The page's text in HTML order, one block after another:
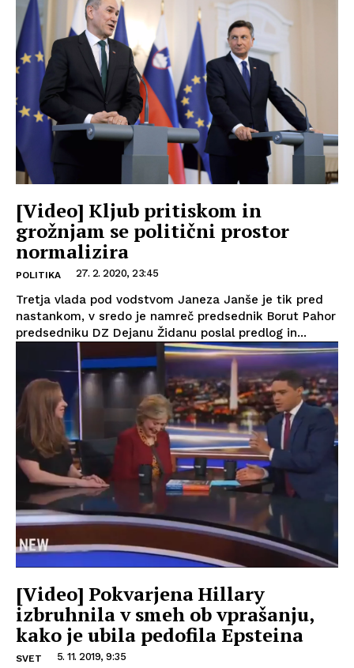
[Video] Kljub pritiskom in
grožnjam se politični prostor
normalizira
POLITIKA 27. 2. 2020, 23:45
Tretja vlada pod vodstvom Janeza Janše je tik pred
nastankom, v sredo je namreč predsednik Borut Pahor
predsedniku DZ Dejanu Židanu poslal predlog in...
[Video] Pokvarjena Hillary
izbruhnila v smeh ob vprašanju,
kako je ubila pedofila Epsteina
SVET 5. 11. 2019, 9:35